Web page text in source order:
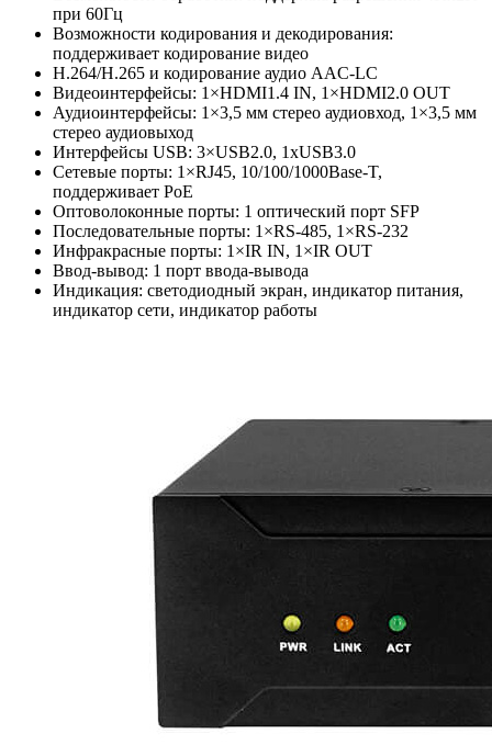
при 60Гц
Возможности кодирования и декодирования:
поддерживает кодирование видео
H.264/H.265 и кодирование аудио AAC-LC
Видеоинтерфейсы: 1×HDMI1.4 IN, 1×HDMI2.0 OUT
Аудиоинтерфейсы: 1×3,5 мм стерео аудиовход, 1×3,5 мм
стерео аудиовыход
Интерфейсы USB: 3×USB2.0, 1xUSB3.0
Сетевые порты: 1×RJ45, 10/100/1000Base-T,
поддерживает PoE
Оптоволоконные порты: 1 оптический порт SFP
Последовательные порты: 1×RS-485, 1×RS-232
Инфракрасные порты: 1×IR IN, 1×IR OUT
Ввод-вывод: 1 порт ввода-вывода
Индикация: светодиодный экран, индикатор питания,
индикатор сети, индикатор работы